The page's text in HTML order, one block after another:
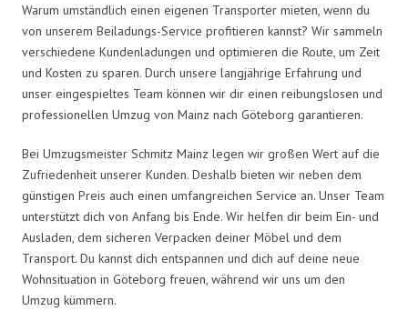
Warum umständlich einen eigenen Transporter mieten, wenn du
von unserem Beiladungs-Service profitieren kannst? Wir sammeln
verschiedene Kundenladungen und optimieren die Route, um Zeit
und Kosten zu sparen. Durch unsere langjährige Erfahrung und
unser eingespieltes Team können wir dir einen reibungslosen und
professionellen Umzug von Mainz nach Göteborg garantieren.
Bei Umzugsmeister Schmitz Mainz legen wir großen Wert auf die
Zufriedenheit unserer Kunden. Deshalb bieten wir neben dem
günstigen Preis auch einen umfangreichen Service an. Unser Team
unterstützt dich von Anfang bis Ende. Wir helfen dir beim Ein- und
Ausladen, dem sicheren Verpacken deiner Möbel und dem
Transport. Du kannst dich entspannen und dich auf deine neue
Wohnsituation in Göteborg freuen, während wir uns um den
Umzug kümmern.